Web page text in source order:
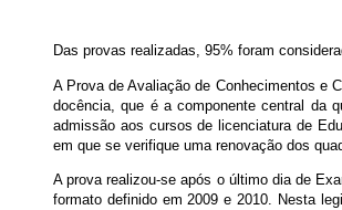
Das provas realizadas, 95% foram
A Prova de Avaliação de Conhecimentos e
docência, que é a componente central da
admissão aos cursos de licenciatura de
em que se verifique uma renovação dos
A prova realizou-se após o último dia de
formato definido em 2009 e 2010. Nesta